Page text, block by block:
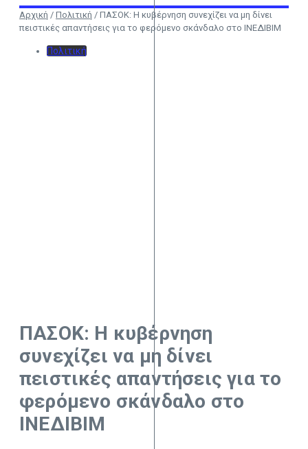
Αρχική / Πολιτική / ΠΑΣΟΚ: Η κυβέρνηση συνεχίζει να μη δίνει
πειστικές απαντήσεις για το φερόμενο σκάνδαλο στο ΙΝΕΔΙΒΙΜ
Πολιτική
ΠΑΣΟΚ: Η κυβέρνηση
συνεχίζει να μη δίνει
πειστικές απαντήσεις για το
φερόμενο σκάνδαλο στο
ΙΝΕΔΙΒΙΜ